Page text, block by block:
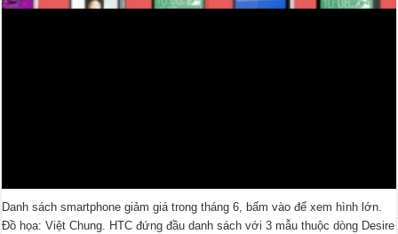
Danh sách smartphone giảm giá trong tháng 6, bấm vào để xem hình lớn.
Đồ họa: Việt Chung. HTC đứng đầu danh sách với 3 mẫu thuộc dòng Desire